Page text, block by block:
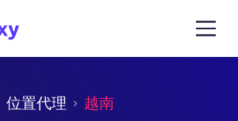
位置代理 越南